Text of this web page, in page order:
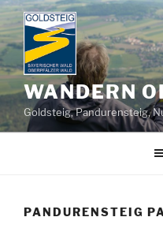
Zum
Inhalt
springen
WANDERN
Goldsteig, Pandurensteig,
PANDURENSTEIG